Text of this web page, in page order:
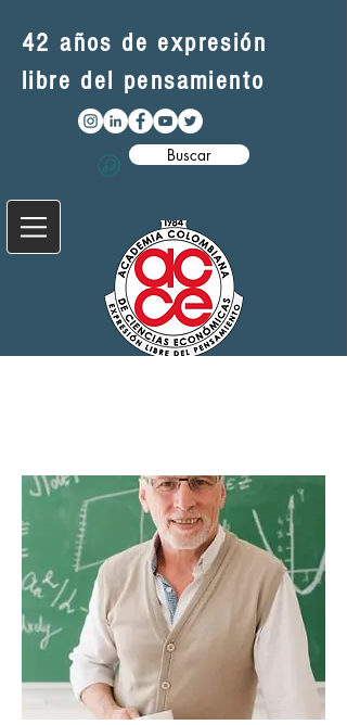
42 años de expresión
libre del pensamiento
Buscar